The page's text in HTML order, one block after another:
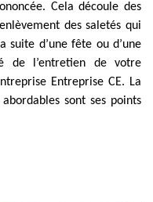
Cela découle des
des saletés qui
suite d’une fête ou d’une
de l’entretien de votre
Entreprise CE. La
sont ses points